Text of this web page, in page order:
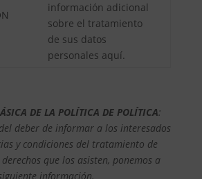
información adicional
sobre el tratamiento
de sus datos
personales aquí.
DE LA POLÍTICA DE POLÍTICA:
deber de informar a los interesados
y condiciones del tratamiento de
que los asisten, ponemos a
información.